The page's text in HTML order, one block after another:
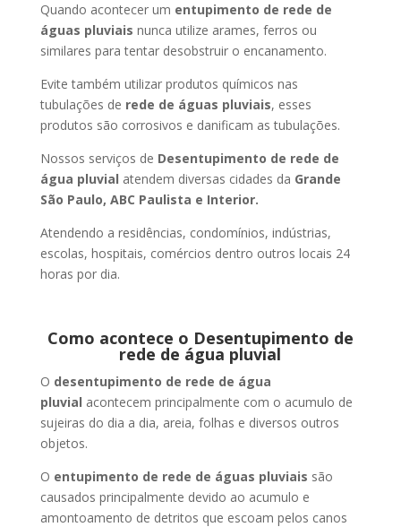
Quando acontecer um entupimento de rede de
águas pluviais nunca utilize arames, ferros ou
similares para tentar desobstruir o encanamento.
Evite também utilizar produtos químicos nas
tubulações de rede de águas pluviais, esses
produtos são corrosivos e danificam as tubulações.
Nossos serviços de Desentupimento de rede de
água pluvial atendem diversas cidades da Grande
São Paulo, ABC Paulista e Interior.
Atendendo a residências, condomínios, indústrias,
escolas, hospitais, comércios dentro outros locais 24
horas por dia.
Como acontece o Desentupimento de
rede de água pluvial
O desentupimento de rede de água
pluvial acontecem principalmente com o acumulo de
sujeiras do dia a dia, areia, folhas e diversos outros
objetos.
O entupimento de rede de águas pluviais são
causados principalmente devido ao acumulo e
amontoamento de detritos que escoam pelos canos